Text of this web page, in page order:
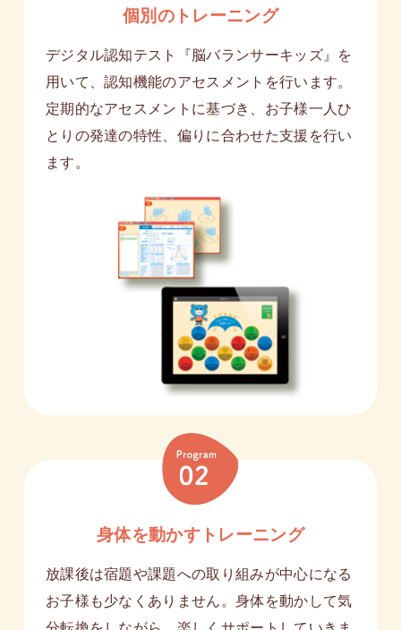
個別のトレーニング
デジタル認知テスト『脳バランサーキッズ』を
用いて、認知機能のアセスメントを行います。
定期的なアセスメントに基づき、お子様一人ひ
とりの発達の特性、偏りに合わせた支援を行い
ます。
身体を動かすトレーニング
放課後は宿題や課題への取り組みが中心になる
お子様も少なくありません。身体を動かして気